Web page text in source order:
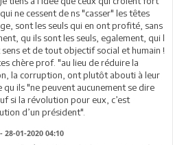
ne cessent de ns "casser" les têtes
sont les seuls qui en ont profité, sans
qu ils sont les seuls, egalement, qui l
et de tout objectif social et humain !
chère prof. "au lieu de réduire la
la corruption, ont plutôt abouti à leur
ils "ne peuvent aucunement se dire
si la révolution pour eux, c’est
d’un président".
- 28-01-2020 04:10